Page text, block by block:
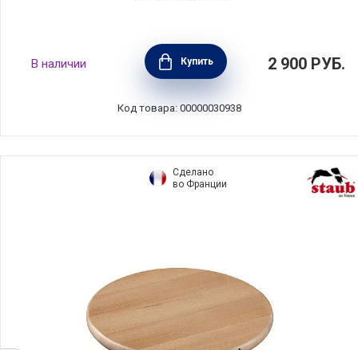
В наличии Купить 2 900 РУБ.
Код товара: 00000030938
Сделано
во Франции